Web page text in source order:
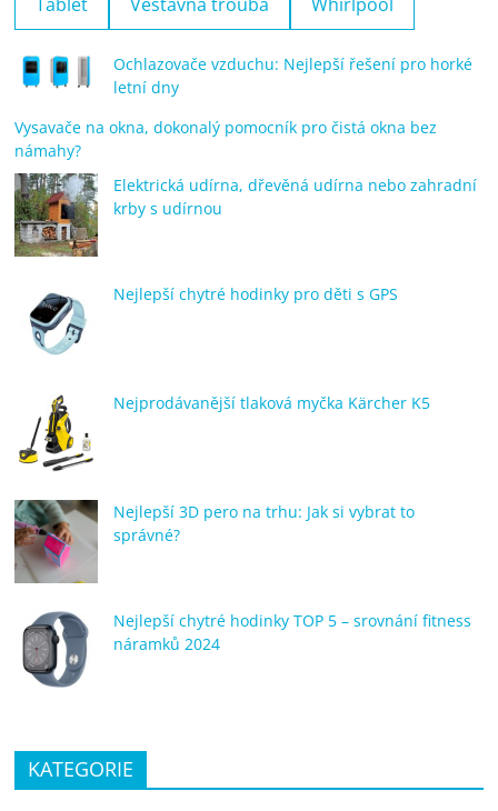
Ochlazovače vzduchu: Nejlepší řešení pro horké
letní dny
Vysavače na okna, dokonalý pomocník pro čistá okna bez
námahy?
Elektrická udírna, dřevěná udírna nebo zahradní
krby s udírnou
Nejlepší chytré hodinky pro děti s GPS
Nejprodávanější tlaková myčka Kärcher K5
Nejlepší 3D pero na trhu: Jak si vybrat to
správné?
Nejlepší chytré hodinky TOP 5 – srovnání fitness
náramků 2024
KATEGORIE